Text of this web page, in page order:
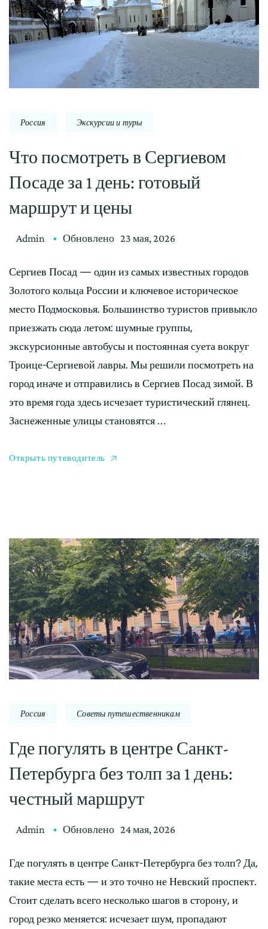
Россия Экскурсии и туры
Что посмотреть в Сергиевом
Посаде за 1 день: готовый
маршрут и цены
Admin Обновлено 23 мая, 2026
Сергиев Посад — один из самых известных городов
Золотого кольца России и ключевое историческое
место Подмосковья. Большинство туристов привыкло
приезжать сюда летом: шумные группы,
экскурсионные автобусы и постоянная суета вокруг
Троице-Сергиевой лавры. Мы решили посмотреть на
город иначе и отправились в Сергиев Посад зимой. В
это время года здесь исчезает туристический глянец.
Заснеженные улицы становятся …
Открыть путеводитель
Россия Советы путешественникам
Где погулять в центре Санкт-
Петербурга без толп за 1 день:
честный маршрут
Admin Обновлено 24 мая, 2026
Где погулять в центре Санкт-Петербурга без толп? Да,
такие места есть — и это точно не Невский проспект.
Стоит сделать всего несколько шагов в сторону, и
город резко меняется: исчезает шум, пропадают